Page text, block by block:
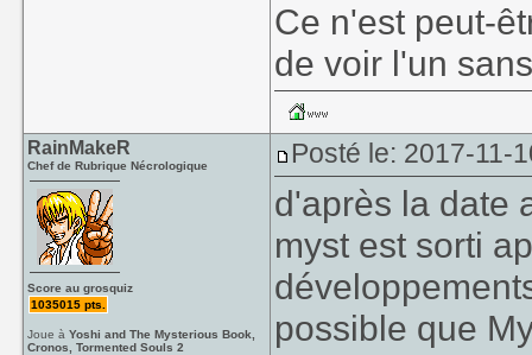
Ce n'est peut-
de voir l'un
RainMakeR
Chef de Rubrique Nécrologique
Score au grosquiz
1035015 pts.
Joue àYoshi and The Mysterious Book,
Cronos, Tormented Souls 2
Posté le: 2017-11-
d'après la date
myst est sorti
possible que